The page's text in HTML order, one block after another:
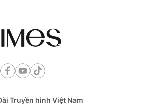
Truyền hình Việt Nam